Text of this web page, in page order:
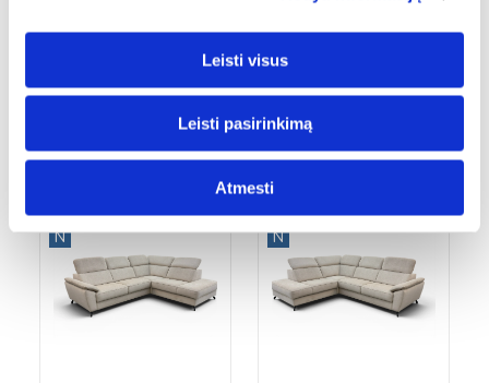
Leisti visus
Leisti pasirinkimą
Atmesti
Šiuolaikiniai svetainės baldai
Panašios prekės
N N